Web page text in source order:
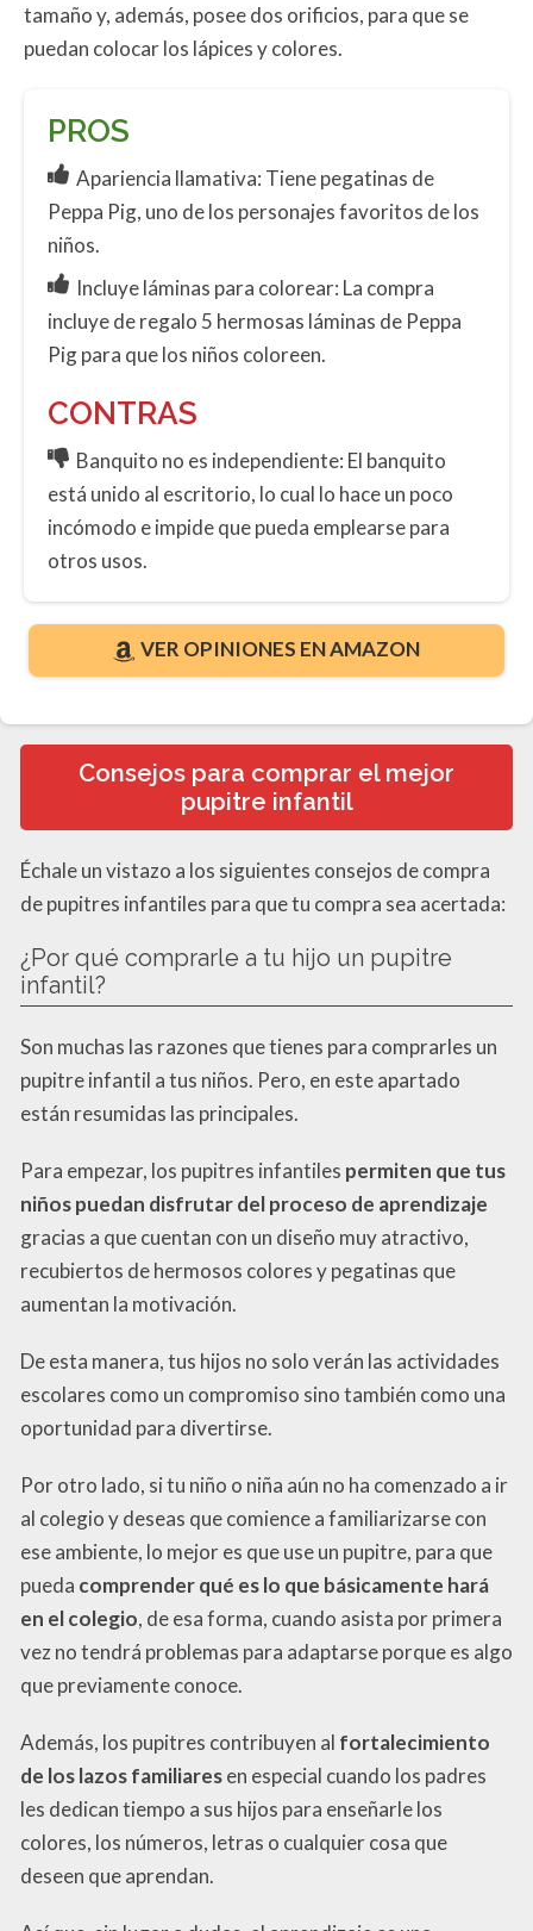
tamaño y, además, posee dos orificios, para que se
puedan colocar los lápices y colores.
PROS
Apariencia llamativa: Tiene pegatinas de
Peppa Pig, uno de los personajes favoritos de los
niños.
Incluye láminas para colorear: La compra
incluye de regalo 5 hermosas láminas de Peppa
Pig para que los niños coloreen.
CONTRAS
Banquito no es independiente: El banquito
está unido al escritorio, lo cual lo hace un poco
incómodo e impide que pueda emplearse para
otros usos.
VER OPINIONES EN AMAZON
Consejos para comprar el mejor
pupitre infantil
Échale un vistazo a los siguientes consejos de compra
de pupitres infantiles para que tu compra sea acertada:
¿Por qué comprarle a tu hijo un pupitre
infantil?
Son muchas las razones que tienes para comprarles un
pupitre infantil a tus niños. Pero, en este apartado
están resumidas las principales.
Para empezar, los pupitres infantiles permiten que tus
niños puedan disfrutar del proceso de aprendizaje
gracias a que cuentan con un diseño muy atractivo,
recubiertos de hermosos colores y pegatinas que
aumentan la motivación.
De esta manera, tus hijos no solo verán las actividades
escolares como un compromiso sino también como una
oportunidad para divertirse.
Por otro lado, si tu niño o niña aún no ha comenzado a ir
al colegio y deseas que comience a familiarizarse con
ese ambiente, lo mejor es que use un pupitre, para que
pueda comprender qué es lo que básicamente hará
en el colegio, de esa forma, cuando asista por primera
vez no tendrá problemas para adaptarse porque es algo
que previamente conoce.
Además, los pupitres contribuyen al fortalecimiento
de los lazos familiaresen especial cuando los padres
les dedican tiempo a sus hijos para enseñarle los
colores, los números, letras o cualquier cosa que
deseen que aprendan.